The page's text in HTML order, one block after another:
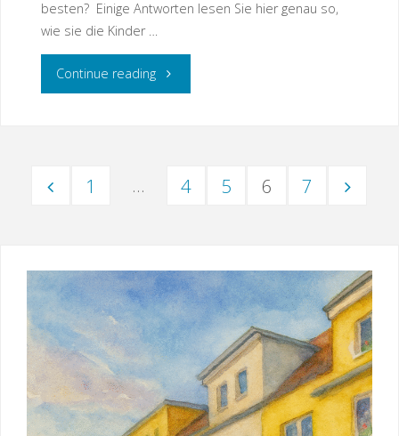
besten? Einige Antworten lesen Sie hier genau so,
wie sie die Kinder …
Continue reading"Kinderstimmen"
der
Beiträge
1 … 4 5 6 7